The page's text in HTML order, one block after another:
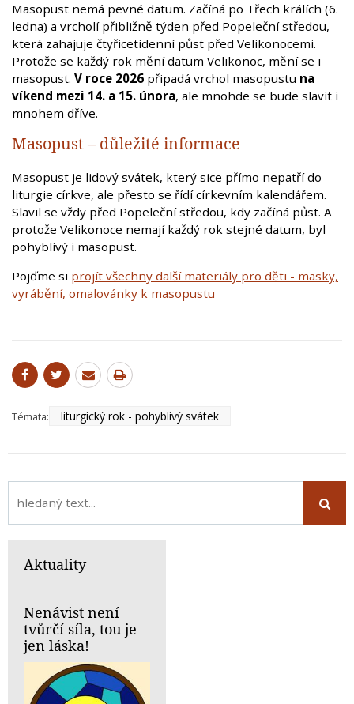
Masopust nemá pevné datum. Začíná po Třech králích (6.
ledna) a vrcholí přibližně týden před Popeleční středou,
která zahajuje čtyřicetidenní půst před Velikonocemi.
Protože se každý rok mění datum Velikonoc, mění se i
masopust. V roce 2026 připadá vrchol masopustu na
víkend mezi 14. a 15. února, ale mnohde se bude slavit i
mnohem dříve.
Masopust – důležité informace
Masopust je lidový svátek, který sice přímo nepatří do
liturgie církve, ale přesto se řídí církevním kalendářem.
Slavil se vždy před Popeleční středou, kdy začíná půst. A
protože Velikonoce nemají každý rok stejné datum, byl
pohyblivý i masopust.
Pojďme si projít všechny další materiály pro děti - masky,
vyrábění, omalovánky k masopustu
Témata: liturgický rok - pohyblivý svátek
Aktuality
Nenávist není
tvůrčí síla, tou je
jen láska!